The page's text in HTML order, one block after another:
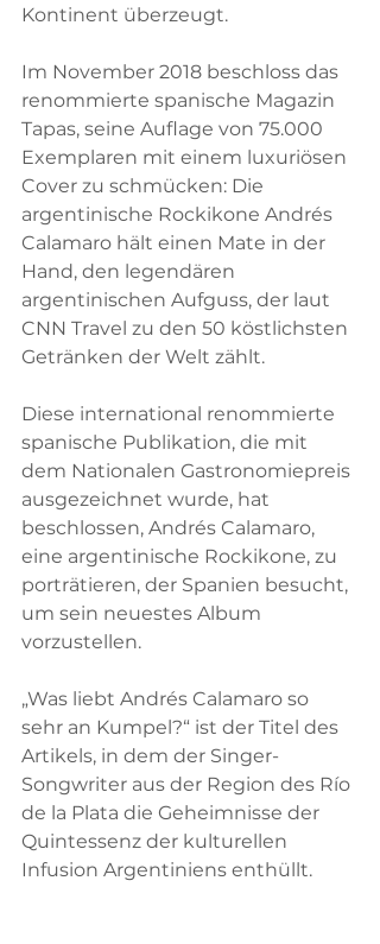
Kontinent überzeugt.
Im November 2018 beschloss das
renommierte spanische Magazin
Tapas, seine Auflage von 75.000
Exemplaren mit einem luxuriösen
Cover zu schmücken: Die
argentinische Rockikone Andrés
Calamaro hält einen Mate in der
Hand, den legendären
argentinischen Aufguss, der laut
CNN Travel zu den 50 köstlichsten
Getränken der Welt zählt.
Diese international renommierte
spanische Publikation, die mit
dem Nationalen Gastronomiepreis
ausgezeichnet wurde, hat
beschlossen, Andrés Calamaro,
eine argentinische Rockikone, zu
porträtieren, der Spanien besucht,
um sein neuestes Album
vorzustellen.
„Was liebt Andrés Calamaro so
sehr an Kumpel?“ ist der Titel des
Artikels, in dem der Singer-
Songwriter aus der Region des Río
de la Plata die Geheimnisse der
Quintessenz der kulturellen
Infusion Argentiniens enthüllt.